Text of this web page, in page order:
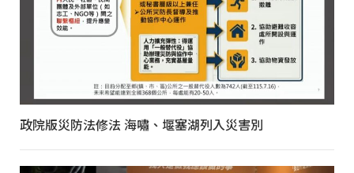
政院版災防法修法 海嘯、堰塞湖列入災害別